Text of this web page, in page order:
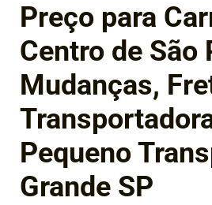
Preço para
Centro de São
Mudanças,
Pequeno
Grande SP